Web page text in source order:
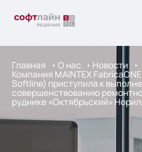
Главная О нас Новости
Компания MAINTEX
Softline) приступила к
совершенствованию
руднике «Октябрьский»